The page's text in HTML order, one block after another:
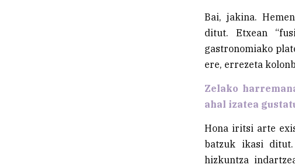
Bai, jakina.
ditut. Etxean
gastronomiako
ere, errezeta
Zelako
ahal izatea
Hona iritsi arte
batzuk ikasi
hizkuntza